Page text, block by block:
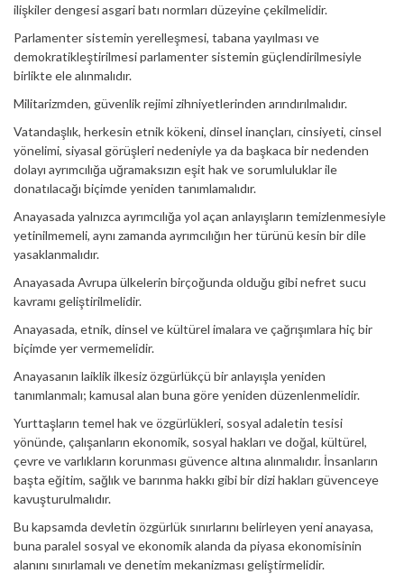
ilişkiler dengesi asgari batı normları düzeyine çekilmelidir.
Parlamenter sistemin yerelleşmesi, tabana yayılması ve
demokratikleştirilmesi parlamenter sistemin güçlendirilmesiyle
birlikte ele alınmalıdır.
Militarizmden, güvenlik rejimi zihniyetlerinden arındırılmalıdır.
Vatandaşlık, herkesin etnik kökeni, dinsel inançları, cinsiyeti, cinsel
yönelimi, siyasal görüşleri nedeniyle ya da başkaca bir nedenden
dolayı ayrımcılığa uğramaksızın eşit hak ve sorumluluklar ile
donatılacağı biçimde yeniden tanımlamalıdır.
Anayasada yalnızca ayrımcılığa yol açan anlayışların temizlenmesiyle
yetinilmemeli, aynı zamanda ayrımcılığın her türünü kesin bir dile
yasaklanmalıdır.
Anayasada Avrupa ülkelerin birçoğunda olduğu gibi nefret sucu
kavramı geliştirilmelidir.
Anayasada, etnik, dinsel ve kültürel imalara ve çağrışımlara hiç bir
biçimde yer vermemelidir.
Anayasanın laiklik ilkesiz özgürlükçü bir anlayışla yeniden
tanımlanmalı; kamusal alan buna göre yeniden düzenlenmelidir.
Yurttaşların temel hak ve özgürlükleri, sosyal adaletin tesisi
yönünde, çalışanların ekonomik, sosyal hakları ve doğal, kültürel,
çevre ve varlıkların korunması güvence altına alınmalıdır. İnsanların
başta eğitim, sağlık ve barınma hakkı gibi bir dizi hakları güvenceye
kavuşturulmalıdır.
Bu kapsamda devletin özgürlük sınırlarını belirleyen yeni anayasa,
buna paralel sosyal ve ekonomik alanda da piyasa ekonomisinin
alanını sınırlamalı ve denetim mekanizması geliştirmelidir.